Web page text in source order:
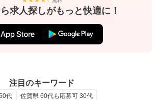
求人探しがもっと快適に！
注目のキーワード
代
佐賀県 60代も応募可 30代